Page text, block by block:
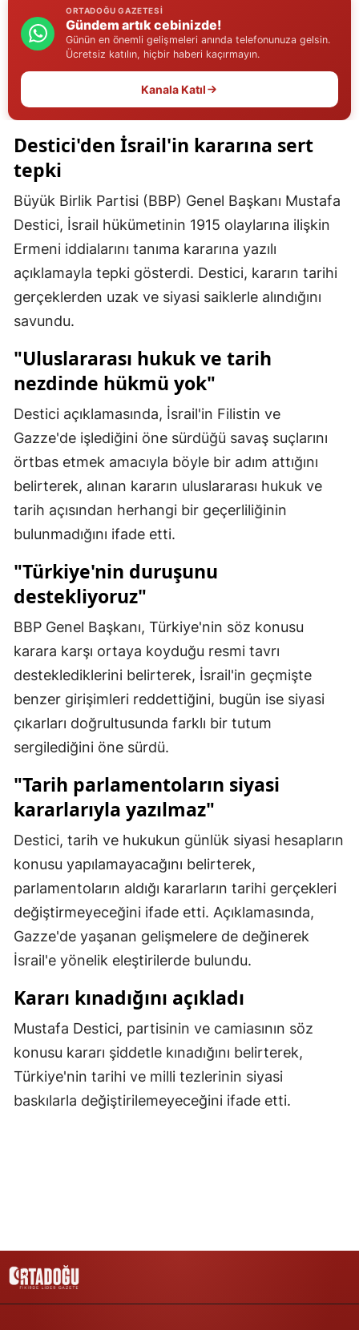
Gaziantep
Giresun
Gümüşhane
Hakkari
Isparta
Mersin
İstanbul
İzmir
Kastamonu
Kayseri
Kırklareli
Kırşehir
Kocaeli
Konya
Malatya
Manisa
Kahramanmaraş
Mardin
Muğla
Muş
Nevşehir
Niğde
Ordu
Sakarya
Samsun
Sinop
Sivas
Tekirdağ
Tokat
Yozgat
ORTADOĞU GAZETESI
Gündem artık cebinizde!
Günün en önemli gelişmeleri anında telefonunuza gelsin.
Ücretsiz katılın, hiçbir haberi kaçırmayın.
Kanala Katıl
Destici'den İsrail'in kararına sert
tepki
Büyük Birlik Partisi (BBP) Genel Başkanı Mustafa
Destici, İsrail hükümetinin 1915 olaylarına ilişkin
Ermeni iddialarını tanıma kararına yazılı
açıklamayla tepki gösterdi. Destici, kararın tarihi
gerçeklerden uzak ve siyasi saiklerle alındığını
savundu.
"Uluslararası hukuk ve tarih
nezdinde hükmü yok"
Destici açıklamasında, İsrail'in Filistin ve
Gazze'de işlediğini öne sürdüğü savaş suçlarını
örtbas etmek amacıyla böyle bir adım attığını
belirterek, alınan kararın uluslararası hukuk ve
tarih açısından herhangi bir geçerliliğinin
bulunmadığını ifade etti.
"Türkiye'nin duruşunu
destekliyoruz"
BBP Genel Başkanı, Türkiye'nin söz konusu
karara karşı ortaya koyduğu resmi tavrı
desteklediklerini belirterek, İsrail'in geçmişte
benzer girişimleri reddettiğini, bugün ise siyasi
çıkarları doğrultusunda farklı bir tutum
sergilediğini öne sürdü.
"Tarih parlamentoların siyasi
kararlarıyla yazılmaz"
Destici, tarih ve hukukun günlük siyasi hesapların
konusu yapılamayacağını belirterek,
parlamentoların aldığı kararların tarihi gerçekleri
değiştirmeyeceğini ifade etti. Açıklamasında,
Gazze'de yaşanan gelişmelere de değinerek
İsrail'e yönelik eleştirilerde bulundu.
Kararı kınadığını açıkladı
Mustafa Destici, partisinin ve camiasının söz
konusu kararı şiddetle kınadığını belirterek,
Türkiye'nin tarihi ve milli tezlerinin siyasi
baskılarla değiştirilemeyeceğini ifade etti.